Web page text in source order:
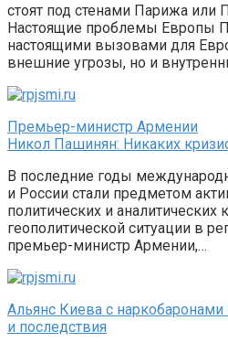
стоят под стенами Парижа или
Настоящие проблемы Европы
настоящими вызовами для
внешние угрозы, но и
Премьер-министр Армении
Никол Пашинян: Никаких
В последние годы
и России стали предметом
политических и
геополитической ситуации в
премьер-министр Армении,…
Альянс Киева с
и последствия